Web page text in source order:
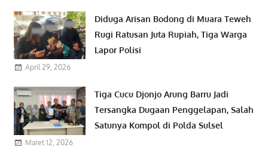
Diduga Arisan Bodong di Muara Teweh
Rugi Ratusan Juta Rupiah, Tiga Warga
Lapor Polisi
April 29, 2026
Tiga Cucu Djonjo Arung Barru Jadi
Tersangka Dugaan Penggelapan, Salah
Satunya Kompol di Polda Sulsel
Maret 12, 2026